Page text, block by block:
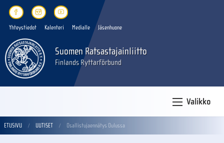
Yhteystiedot Kalenteri Medialle Jäsenhuone
Suomen Ratsastajainliitto
Finlands Ryttarförbund
Valikko
ETUSIVU UUTISET Osallistujaennätys Oulussa